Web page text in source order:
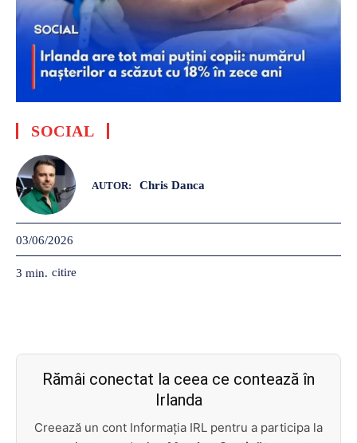
SOCIAL
AUTOR: Chris Danca
03/06/2026
3 min. citire
Rămâi conectat la ceea ce contează în
Irlanda
Creează un cont Informația IRL pentru a participa la